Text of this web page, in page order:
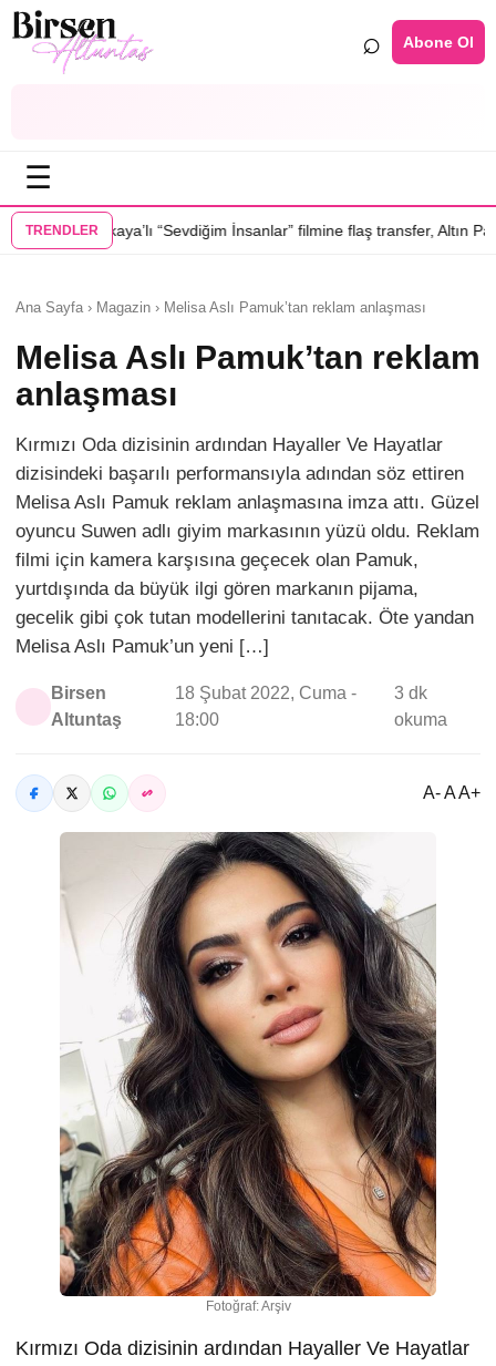
⌕ Abone Ol
☰
TRENDLER
“Sevdiğim İnsanlar” filmine flaş transfer, Altın Palmiye’li Vlad Ivanov
Ana Sayfa › Magazin › Melisa Aslı Pamuk’tan reklam anlaşması
Melisa Aslı Pamuk’tan reklam
anlaşması
Kırmızı Oda dizisinin ardından Hayaller Ve Hayatlar
dizisindeki başarılı performansıyla adından söz ettiren
Melisa Aslı Pamuk reklam anlaşmasına imza attı. Güzel
oyuncu Suwen adlı giyim markasının yüzü oldu. Reklam
filmi için kamera karşısına geçecek olan Pamuk,
yurtdışında da büyük ilgi gören markanın pijama,
gecelik gibi çok tutan modellerini tanıtacak. Öte yandan
Melisa Aslı Pamuk’un yeni […]
Birsen
Altuntaş
18 Şubat 2022, Cuma -
18:00
3 dk
okuma
A- A A+
Fotoğraf: Arşiv
Kırmızı Oda dizisinin ardından Hayaller Ve Hayatlar